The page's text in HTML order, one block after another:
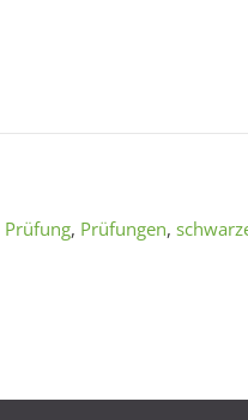
Prüfung, Prüfungen,